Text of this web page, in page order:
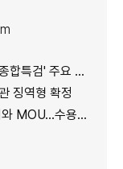
' 주요 재판 속도
징역형 확정
교화·법률지원 협력